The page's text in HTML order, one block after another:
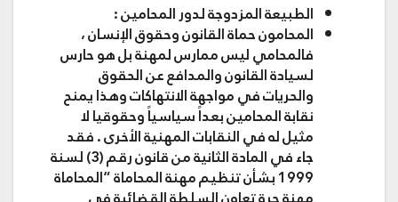
الطبيعة المزدوجة لدور المحامين :
المحامون حماة القانون وحقوق الإنسان ،
فالمحامي ليس ممارس لمهنة بل هو حارس
لسيادة القانون والمدافع عن الحقوق
والحريات في مواجهة الانتهاكات وهذا يمنح
نقابة المحامين بعداً سياسياً وحقوقيا لا
مثيل له في النقابات المهنية الأخرى . فقد
جاء في المادة الثانية من قانون رقم (3) لسنة
1999 بشأن تنظيم مهنة المحاماة “المحاماة